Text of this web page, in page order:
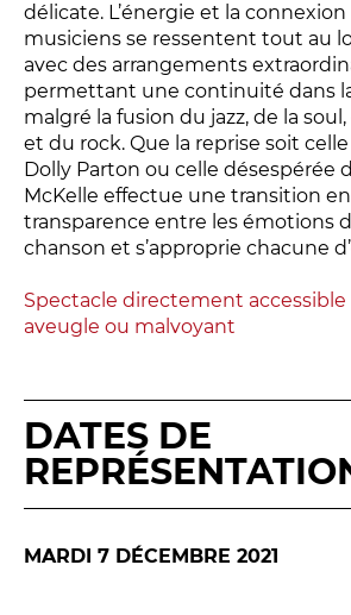
LE PUBLIC
VOUS ÊTES...
Enseignant
Relais
En famille
Étudiant
Entre amis, entre collègues
Acteur des secteurs social,
En situation de handicap
PRATIQUEZ...
Le Lab'Oratoire[cours d’oralité]
délicate. L’énergie et la connexion
musiciens se ressentent tout au
avec des arrangements
permettant une continuité dans
malgré la fusion du jazz, de la
et du rock. Que la reprise soit
Dolly Parton ou celle désespérée
McKelle effectue une transition
transparence entre les émotions
chanson et s’approprie chacune
Spectacle directement
aveugle ou malvoyant
DATES DE
MARDI 7 DÉCEMBRE 2021